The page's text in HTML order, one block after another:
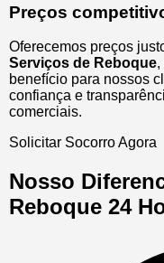
Preços
Oferecemos preços
Serviços de Reboque,
benefício para nossos
confiança e
comerciais.
Solicitar Socorro Agora
Nosso
Reboque 24